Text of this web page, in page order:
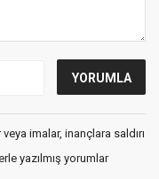
imalar, inançlara saldırı
yazılmış yorumlar